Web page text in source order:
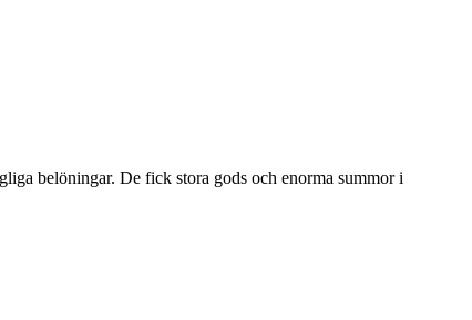
belöningar. De fick stora gods och enorma summor i